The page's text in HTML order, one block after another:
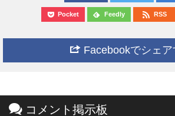
Pocket Feedly RSS
Facebookでシェア
コメント掲示板